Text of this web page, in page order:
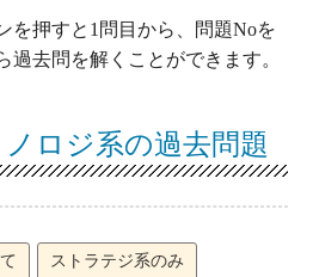
を押すと1問目から、問題Noを
過去問を解くことができます。
ロジ系の過去問題
ストラテジ系のみ